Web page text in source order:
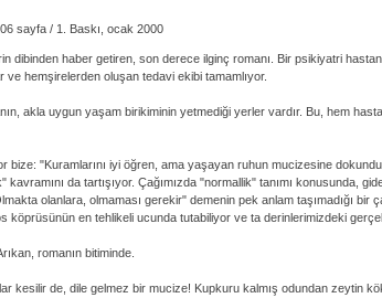
sayfa / 1. Baskı, ocak 2000
dibinden haber getiren, son derece ilginç romanı. Bir psikiyatri
hemşirelerden oluşan tedavi ekibi tamamlıyor.
akla uygun yaşam birikiminin yetmediği yerler vardır. Bu, hem
"Kuramlarını iyi öğren, ama yaşayan ruhun mucizesine
kavramını da tartışıyor. Çağımızda "normallik" tanımı
olanlara, olmaması gerekir" demenin pek anlam taşımadığı
en tehlikeli ucunda tutabiliyor ve ta derinlerimizdeki
romanın bitiminde.
kesilir de, dile gelmez bir mucize! Kupkuru kalmış odundan zeytin